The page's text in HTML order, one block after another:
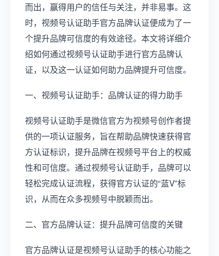
而出，赢得用户的信任与关注，并非易事。这
时，视频号认证助手官方品牌认证便成为了一
个提升品牌可信度的有效途径。本文将详细介
绍如何通过视频号认证助手进行官方品牌认
证，以及这一认证如何助力品牌提升可信度。
一、视频号认证助手：品牌认证的得力助手
视频号认证助手是微信官方为视频号创作者提
供的一项认证服务，旨在帮助品牌快速获得官
方认证标识，提升品牌在视频号平台上的权威
性和可信度。通过视频号认证助手，品牌可以
轻松完成认证流程，获得官方认证的“蓝V”标
识，从而在众多视频号中脱颖而出。
二、官方品牌认证：提升品牌可信度的关键
官方品牌认证是视频号认证助手的核心功能之